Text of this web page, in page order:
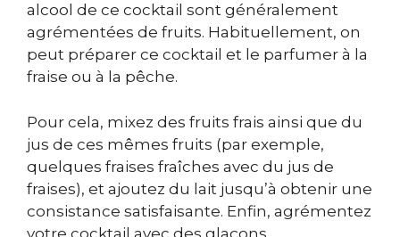
alcool de ce cocktail sont généralement
agrémentées de fruits. Habituellement, on
peut préparer ce cocktail et le parfumer à la
fraise ou à la pêche.
Pour cela, mixez des fruits frais ainsi que du
jus de ces mêmes fruits (par exemple,
quelques fraises fraîches avec du jus de
fraises), et ajoutez du lait jusqu’à obtenir une
consistance satisfaisante. Enfin, agrémentez
votre cocktail avec des glaçons.